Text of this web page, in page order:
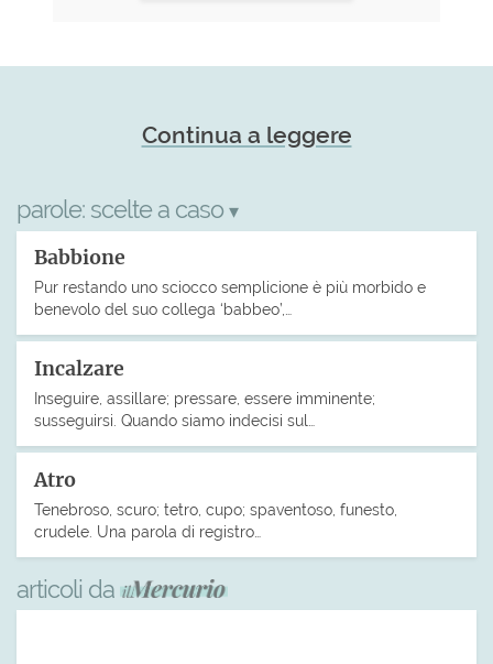
Continua a leggere
parole: scelte a caso ▾
Babbione
Pur restando uno sciocco semplicione è più morbido e
benevolo del suo collega ‘babbeo’,…
Incalzare
Inseguire, assillare; pressare, essere imminente;
susseguirsi. Quando siamo indecisi sul…
Atro
Tenebroso, scuro; tetro, cupo; spaventoso, funesto,
crudele. Una parola di registro…
articoli da